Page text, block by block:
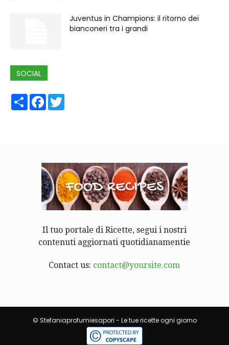
Juventus in Champions: il ritorno dei
bianconeri tra i grandi
SOCIAL
ShareFacebook
Il tuo portale di Ricette, segui i nostri
contenuti aggiornati quotidianamentie
Contact us: contact@yoursite.com
© Stefaniaprofumiesapori - Le tue ricette ogni giorno